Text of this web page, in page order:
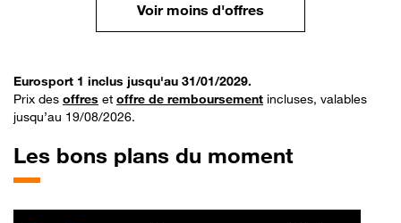
Voir moins d'offres
Eurosport 1 inclus jusqu'au 31/01/2029.
Prix des offres et offre de remboursement incluses, valables
jusqu’au 19/08/2026.
Les bons plans du moment